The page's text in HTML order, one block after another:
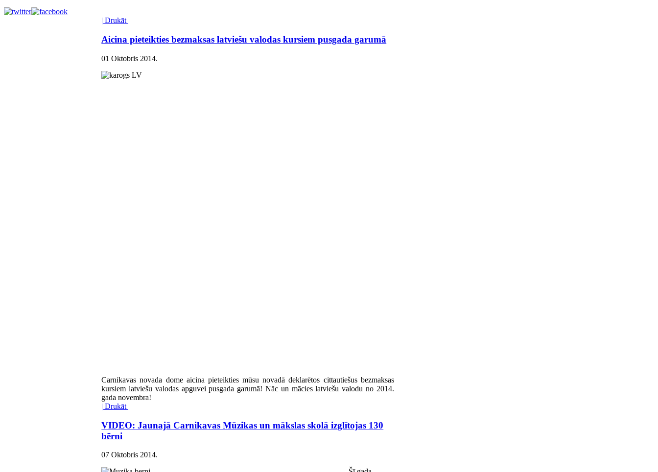
| Drukāt |
Aicina pieteikties bezmaksas latviešu valodas kursiem pusgada garumā
01 Oktobris 2014.
Carnikavas novada dome aicina pieteikties mūsu novadā deklarētos cittautiešus bezmaksas
kursiem latviešu valodas apguvei pusgada garumā! Nāc un mācies latviešu valodu no 2014.
gada novembra!
| Drukāt |
VIDEO: Jaunajā Carnikavas Mūzikas un mākslas skolā izglītojas 130
bērni
07 Oktobris 2014.